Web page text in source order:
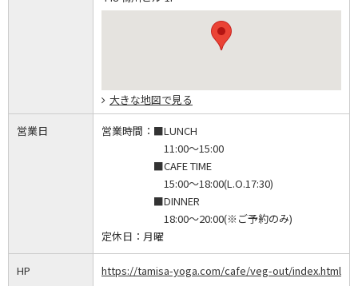
大きな地図で見る
営業日 営業時間： ■LUNCH
11:00～15:00
■CAFE TIME
15:00～18:00(L.O.17:30)
■DINNER
18:00～20:00(※ご予約のみ)
定休日： 月曜
HP https://tamisa-yoga.com/cafe/veg-out/index.html